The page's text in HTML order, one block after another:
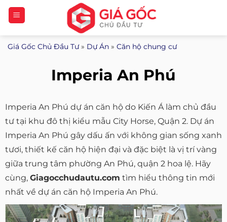
Bỏ
qua
nội
dung
Giá Gốc Chủ Đầu Tư» Dự Án » Căn hộ chung cư
Imperia An Phú
Imperia An Phú dự án căn hộ do Kiến Á làm chủ đầu
tư tại khu đô thị kiểu mẫu City Horse, Quận 2. Dự án
Imperia An Phú gây dấu ấn với không gian sống xanh
tươi, thiết kế căn hộ hiện đại và đặc biệt là vị trí vàng
giữa trung tâm phường An Phú, quận 2 hoa lệ. Hãy
cùng, Giagocchudautu.com tìm hiểu thông tin mới
nhất về dự án căn hộ Imperia An Phú.